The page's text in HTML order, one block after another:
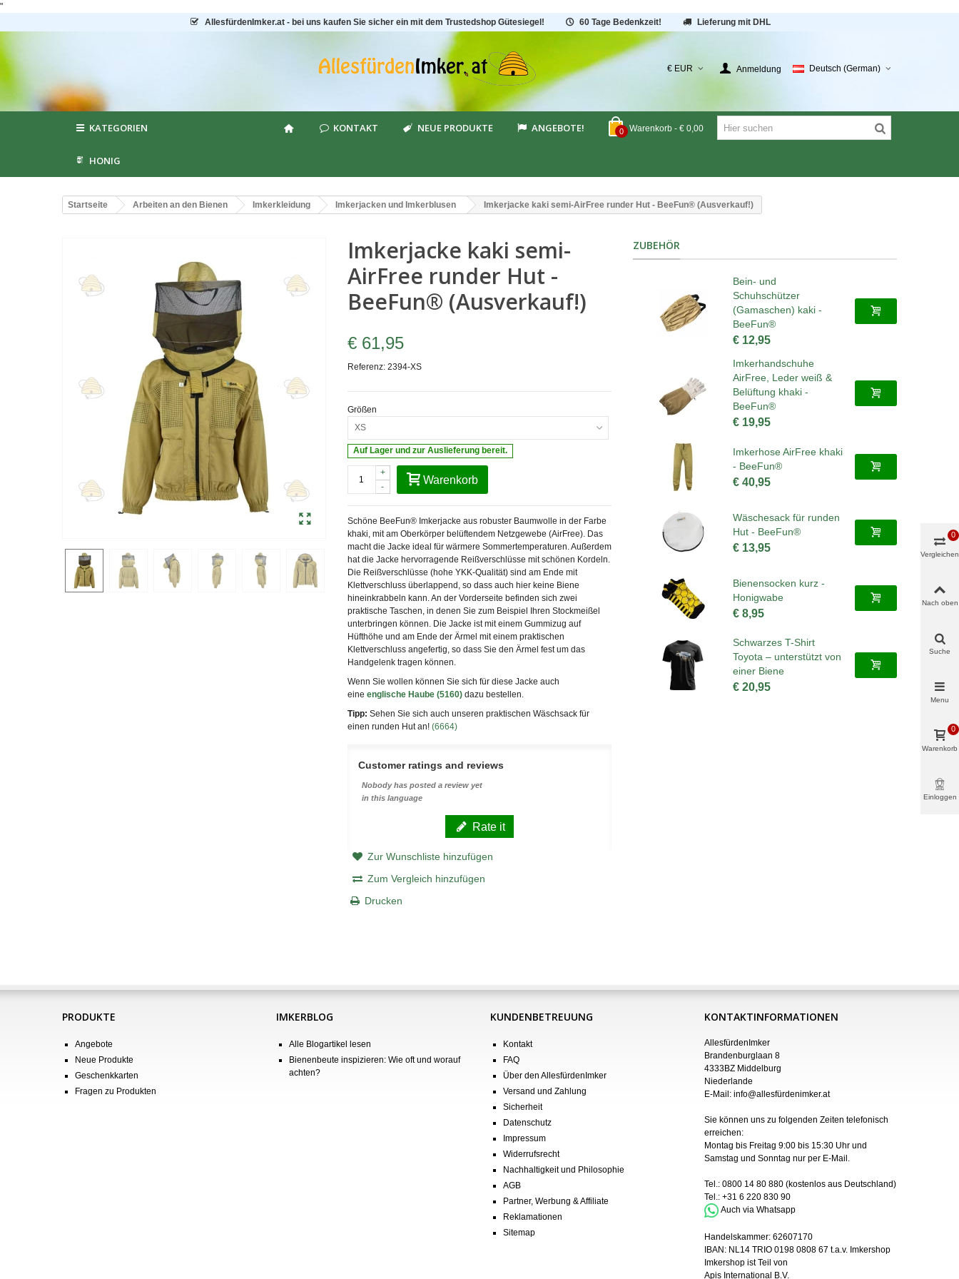
"
AllesfürdenImker.at - bei uns kaufen Sie sicher ein mit dem Trustedshop Gütesiegel!
60 Tage Bedenkzeit! Lieferung mit DHL
€ EUR Anmeldung Deutsch (German)
0 Warenkorb - € 0,00
KATEGORIEN KONTAKT NEUE PRODUKTE ANGEBOTE!
HONIG
Startseite Arbeiten an den Bienen Imkerkleidung Imkerjacken und Imkerblusen Imkerjacke kaki semi-AirFree runder Hut - BeeFun® (Ausverkauf!)
Imkerjacke kaki semi-
AirFree runder Hut -
BeeFun® (Ausverkauf!)
€ 61,95
Referenz: 2394-XS
Größen
XS
Auf Lager und zur Auslieferung bereit.
-
+
Warenkorb
Schöne BeeFun® Imkerjacke aus robuster Baumwolle in der Farbe
khaki, mit am Oberkörper belüftendem Netzgewebe (AirFree). Das
macht die Jacke ideal für wärmere Sommertemperaturen. Außerdem
hat die Jacke hervorragende Reißverschlüsse mit schönen Kordeln.
Die Reißverschlüsse (hohe YKK-Qualität) sind am Ende mit
Klettverschluss überlappend, so dass auch hier keine Biene
hineinkrabbeln kann. An der Vorderseite befinden sich zwei
praktische Taschen, in denen Sie zum Beispiel Ihren Stockmeißel
unterbringen können. Die Jacke ist mit einem Gummizug auf
Hüfthöhe und am Ende der Ärmel mit einem praktischen
Klettverschluss angefertig, so dass Sie den Ärmel fest um das
Handgelenk tragen können.
Wenn Sie wollen können Sie sich für diese Jacke auch
eine englische Haube (5160) dazu bestellen.
Tipp: Sehen Sie sich auch unseren praktischen Wäschsack für
einen runden Hut an! (6664)
Customer ratings and reviews
Nobody has posted a review yet
in this language
Rate it
Zur Wunschliste hinzufügen
Zum Vergleich hinzufügen
Drucken
ZUBEHÖR
Bein- und
Schuhschützer
(Gamaschen) kaki -
BeeFun®
€ 12,95
Imkerhandschuhe
AirFree, Leder weiß &
Belüftung khaki -
BeeFun®
€ 19,95
Imkerhose AirFree khaki
- BeeFun®
€ 40,95
Wäschesack für runden
Hut - BeeFun®
€ 13,95
Bienensocken kurz -
Honigwabe
€ 8,95
Schwarzes T-Shirt
Toyota – unterstützt von
einer Biene
€ 20,95
PRODUKTE
Angebote
Neue Produkte
Geschenkkarten
Fragen zu Produkten
IMKERBLOG
Alle Blogartikel lesen
Bienenbeute inspizieren: Wie oft und worauf
achten?
KUNDENBETREUUNG
Kontakt
FAQ
Über den AllesfürdenImker
Versand und Zahlung
Sicherheit
Datenschutz
Impressum
Widerrufsrecht
Nachhaltigkeit und Philosophie
AGB
Partner, Werbung & Affiliate
Reklamationen
Sitemap
KONTAKTINFORMATIONEN
AllesfürdenImker
Brandenburglaan 8
4333BZ Middelburg
Niederlande
E-Mail: info@allesfürdenimker.at
Sie können uns zu folgenden Zeiten telefonisch
erreichen:
Montag bis Freitag 9:00 bis 15:30 Uhr und
Samstag und Sonntag nur per E-Mail .
Tel.: 0800 14 80 880 (kostenlos aus Deutschland)
Tel.: +31 6 220 830 90
Auch via Whatsapp
Handelskammer: 62607170
IBAN: NL14 TRIO 0198 0808 67 t.a.v. Imkershop
Imkershop ist Teil von
Apis International B.V.
Vergleichen
0
Nach oben
Suche
Menu
Warenkorb
0
Einloggen